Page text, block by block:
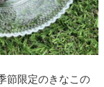
節限定のきなこの